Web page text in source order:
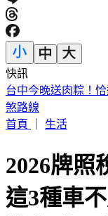
快訊
台中今晚送肉粽！
煞路線
首頁
生活
2026牌照
這3種車